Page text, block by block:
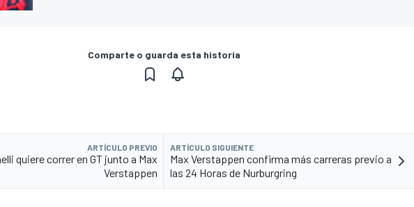
Comparte o guarda esta historia
ARTÍCULO PREVIO
quiere correr en GT junto a Max
Verstappen
ARTÍCULO SIGUIENTE
Max Verstappen confirma más carreras previo a
las 24 Horas de Nurburgring